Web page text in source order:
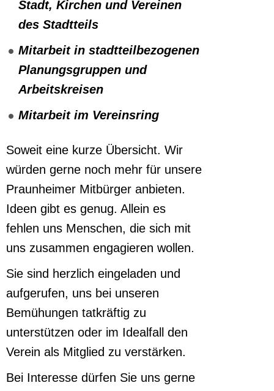
Stadt, Kirchen und Vereinen
des Stadtteils
Mitarbeit in stadtteilbezogenen
Planungsgruppen und
Arbeitskreisen
Mitarbeit im Vereinsring
Soweit eine kurze Übersicht. Wir
würden gerne noch mehr für unsere
Praunheimer Mitbürger anbieten.
Ideen gibt es genug. Allein es
fehlen uns Menschen, die sich mit
uns zusammen engagieren wollen.
Sie sind herzlich eingeladen und
aufgerufen, uns bei unseren
Bemühungen tatkräftig zu
unterstützen oder im Idealfall den
Verein als Mitglied zu verstärken.
Bei Interesse dürfen Sie uns gerne